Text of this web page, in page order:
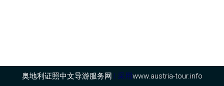
奥地利证照中文导游服务网 | 采用www.austria-tour.info